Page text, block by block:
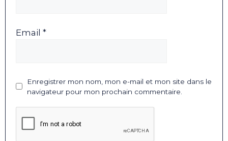
Email *
Enregistrer mon nom, mon e-mail et mon site dans le
navigateur pour mon prochain commentaire.